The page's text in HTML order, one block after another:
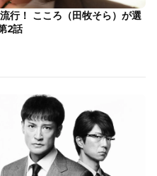
行！ こころ（田牧そら）が選
2話